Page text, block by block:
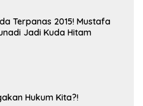
Terpanas 2015! Mustafa
Jadi Kuda Hitam
Hukum Kita?!